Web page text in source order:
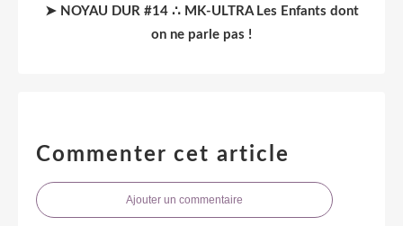
➤ NOYAU DUR #14 ∴ MK-ULTRA Les Enfants dont
on ne parle pas !
Commenter cet article
Ajouter un commentaire